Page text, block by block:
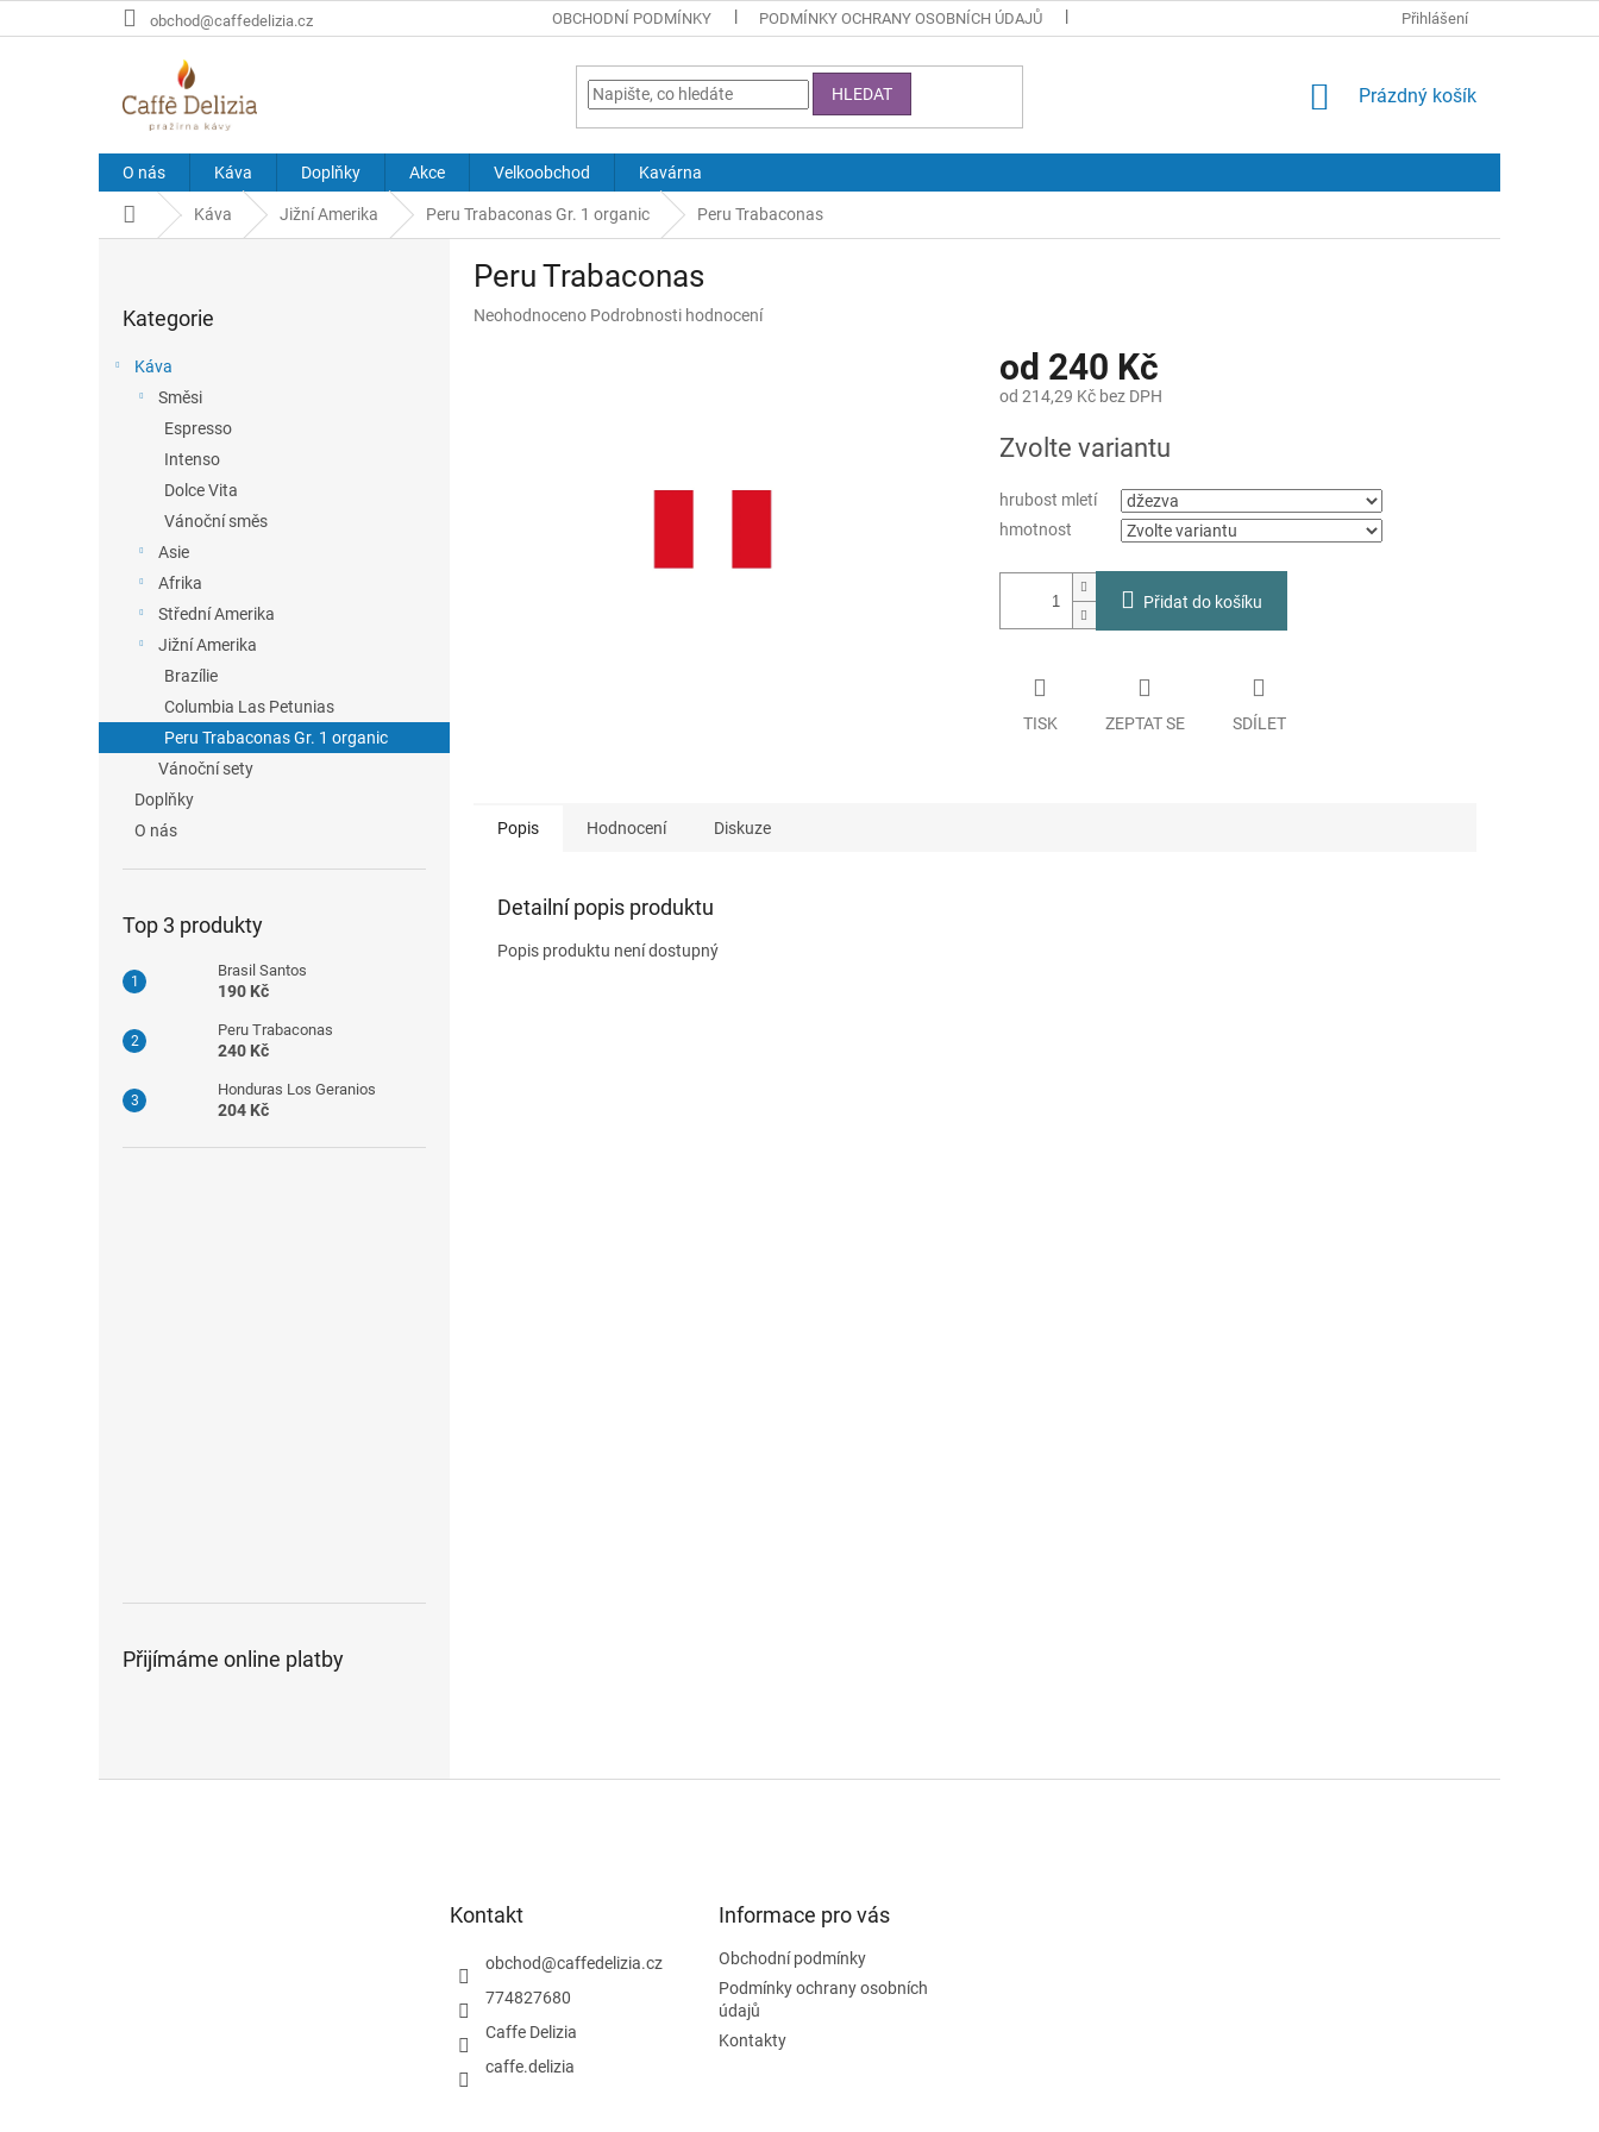
na
obchod@caffedelizia.cz OBCHODNÍ PODMÍNKY PODMÍNKY OCHRANY OSOBNÍCH ÚDAJŮ Přihlášení
HLEDAT
NÁKUPNÍ
Prázdný košík
O nás Káva Doplňky Akce Velkoobchod Kavárna
Domů Káva Jižní Amerika Peru Trabaconas Gr. 1 organic Peru Trabaconas
kategorie
Kategorie
Káva
Směsi
Espresso
Intenso
Dolce Vita
Vánoční směs
Asie
Afrika
Střední Amerika
Jižní Amerika
Brazílie
Columbia Las Petunias
Peru Trabaconas Gr. 1 organic
Vánoční sety
Doplňky
O nás
Top 3 produkty
Brasil Santos
190 Kč
Peru Trabaconas
240 Kč
Honduras Los Geranios
204 Kč
Přijímáme online platby
Peru Trabaconas
Průměrné
Neohodnoceno Podrobnosti hodnocení
od 240 Kč
od 214,29 Kčbez DPH
cena:
Zvolte variantu
hrubost mletí
hmotnost
Přidat do košíku
TISK ZEPTAT SE SDÍLET
Popis Hodnocení Diskuze
Detailní popis produktu
Popis produktu není dostupný
Kontakt
obchod@caffedelizia.cz
774827680
Caffe Delizia
caffe.delizia
Informace pro vás
Obchodní podmínky
Podmínky ochrany osobních
údajů
Kontakty